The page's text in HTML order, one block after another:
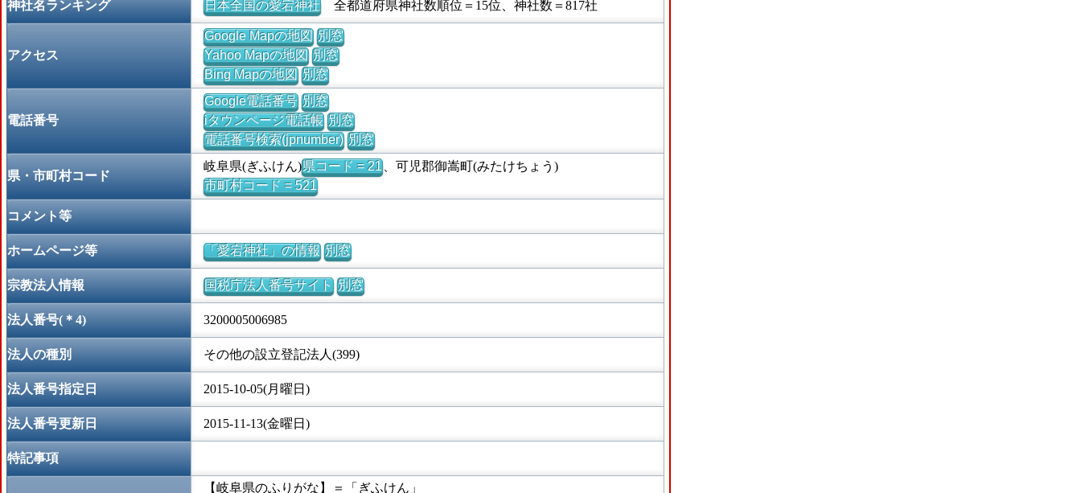
神社名ランキング 日本全国の愛宕神社全都道府県神社数順位＝15位、神社数＝817社
アクセス
Google Mapの地図 別窓
Yahoo Mapの地図 別窓
Bing Mapの地図 別窓
電話番号
Google電話番号 別窓
iタウンページ電話帳 別窓
電話番号検索(jpnumber) 別窓
県・市町村コード
岐阜県(ぎふけん)県コード = 21、可児郡御嵩町(みたけちょう)
市町村コード = 521
コメント等
ホームページ等 「愛宕神社」の情報 別窓
宗教法人情報 国税庁法人番号サイト 別窓
法人番号(＊4) 3200005006985
法人の種別 その他の設立登記法人(399)
法人番号指定日 2015-10-05(月曜日)
法人番号更新日 2015-11-13(金曜日)
特記事項
【岐阜県のふりがな】＝「ぎふけん」